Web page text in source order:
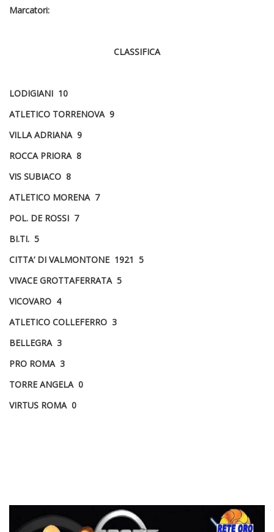
Marcatori:
CLASSIFICA
LODIGIANI 10
ATLETICO TORRENOVA 9
VILLA ADRIANA 9
ROCCA PRIORA 8
VIS SUBIACO 8
ATLETICO MORENA 7
POL. DE ROSSI 7
BI.TI. 5
CITTA’ DI VALMONTONE 1921 5
VIVACE GROTTAFERRATA 5
VICOVARO 4
ATLETICO COLLEFERRO 3
BELLEGRA 3
PRO ROMA 3
TORRE ANGELA 0
VIRTUS ROMA 0